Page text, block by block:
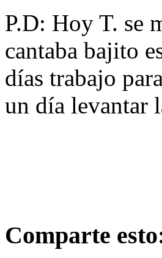
P.D: Hoy T. se
cantaba bajito
días trabajo
un día levantar
Comparte